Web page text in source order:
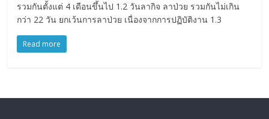
รวมกันตั้งแต่ 4 เดือนขึ้นไป 1.2 วันลากิจ ลาป่วย รวมกันไม่เกิน
กว่า 22 วัน ยกเว้นการลาป่วย เนื่องจากการปฏิบัติงาน 1.3
Read more